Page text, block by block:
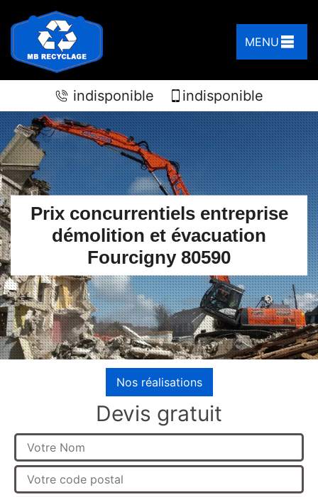
MENU
indisponible indisponible
Prix concurrentiels entreprise
démolition et évacuation
Fourcigny 80590
Nos réalisations
Devis gratuit